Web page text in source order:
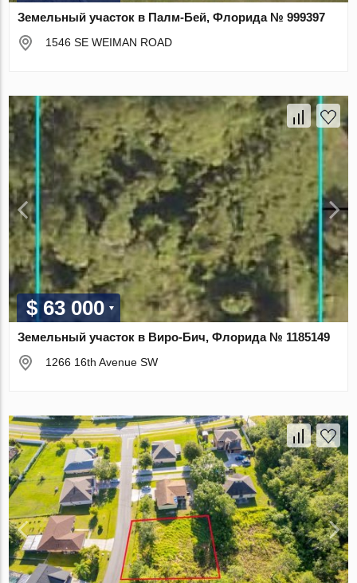
Земельный участок в Палм-Бей, Флорида № 999397
1546 SE WEIMAN ROAD
$ 63 000
Земельный участок в Виро-Бич, Флорида № 1185149
1266 16th Avenue SW